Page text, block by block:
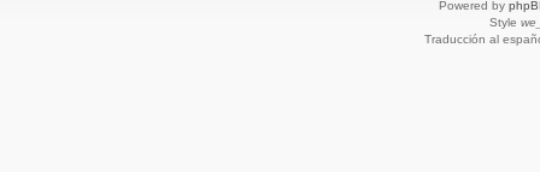
Powered by
Style
Traducción al